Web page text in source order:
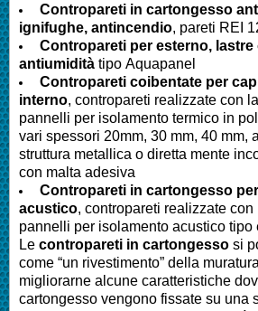
Contropareti in cartongesso
ignifughe, antincendio, pareti REI
Contropareti per esterno, lastre
antiumidità tipo Aquapanel
Contropareti coibentate per
interno, contropareti realizzate con
pannelli per isolamento termico in
vari spessori 20mm, 30 mm, 40 mm,
struttura metallica o diretta mente
con malta adesiva
Contropareti in cartongesso
acustico, contropareti realizzate
pannelli per isolamento acustico tipo
Le contropareti in cartongesso si
come “un rivestimento” della
migliorarne alcune caratteristiche
cartongesso vengono fissate su una